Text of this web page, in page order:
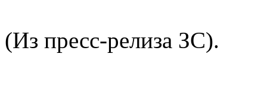
(Из пресс-релиза ЗС).